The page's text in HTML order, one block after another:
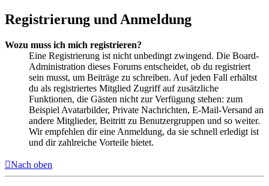
Registrierung und Anmeldung
Wozu muss ich mich registrieren?
Eine Registrierung ist nicht unbedingt zwingend. Die Board-
Administration dieses Forums entscheidet, ob du registriert
sein musst, um Beiträge zu schreiben. Auf jeden Fall erhältst
du als registriertes Mitglied Zugriff auf zusätzliche
Funktionen, die Gästen nicht zur Verfügung stehen: zum
Beispiel Avatarbilder, Private Nachrichten, E-Mail-Versand an
andere Mitglieder, Beitritt zu Benutzergruppen und so weiter.
Wir empfehlen dir eine Anmeldung, da sie schnell erledigt ist
und dir zahlreiche Vorteile bietet.
Nach oben